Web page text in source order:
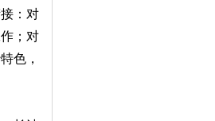
：对
；对
色，